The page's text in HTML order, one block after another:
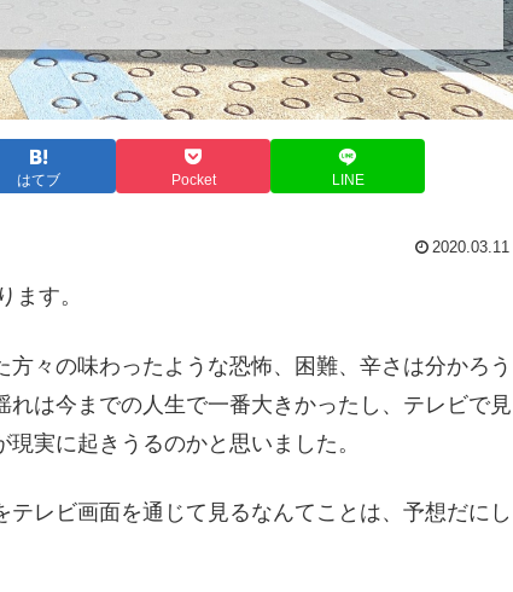
はてブ Pocket LINE
2020.03.11
ます。
々の味わったような恐怖、困難、辛さは分かろう
は今までの人生で一番大きかったし、テレビで見
実に起きうるのかと思いました。
レビ画面を通じて見るなんてことは、予想だにし